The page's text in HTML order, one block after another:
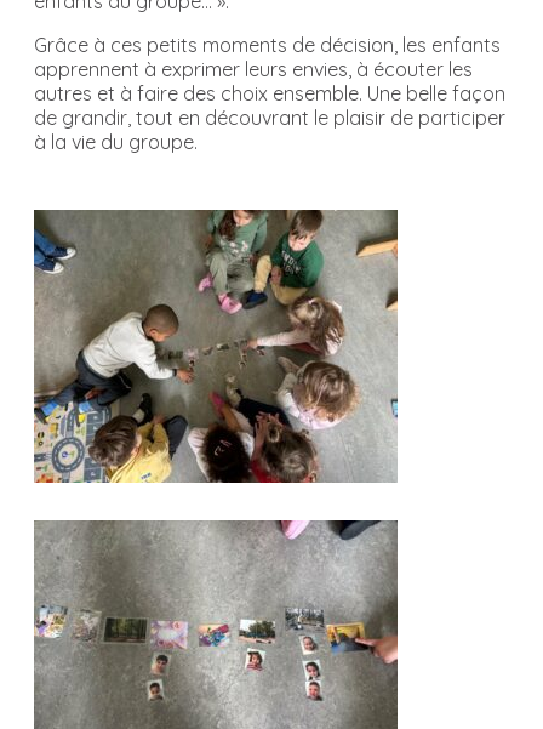
Grâce à ces petits moments de décision, les enfants
apprennent à exprimer leurs envies, à écouter les
autres et à faire des choix ensemble. Une belle façon
de grandir, tout en découvrant le plaisir de participer
à la vie du groupe.